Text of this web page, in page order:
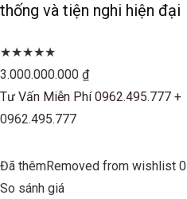
thống và tiện nghi hiện đại
★★★★★
3.000.000.000 ₫
Tư Vấn Miễn Phí 0962.495.777 +
0962.495.777
Đã thêmRemoved from wishlist 0
So sánh giá